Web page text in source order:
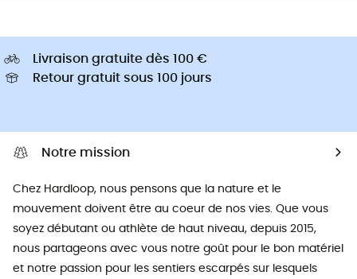
Livraison gratuite dès 100 €
Retour gratuit sous 100 jours
Notre mission
Chez Hardloop, nous pensons que la nature et le
mouvement doivent être au coeur de nos vies. Que vous
soyez débutant ou athlète de haut niveau, depuis 2015,
nous partageons avec vous notre goût pour le bon matériel
et notre passion pour les sentiers escarpés sur lesquels